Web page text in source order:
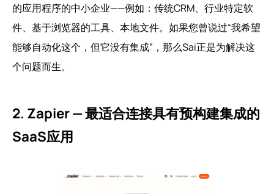
的应用程序的中小企业——例如：传统CRM、行业特定软
件、基于浏览器的工具、本地文件。如果您曾说过“我希望
能够自动化这个，但它没有集成”，那么Sai正是为解决这
个问题而生。
2. Zapier — 最适合连接具有预构建集成的
SaaS应用